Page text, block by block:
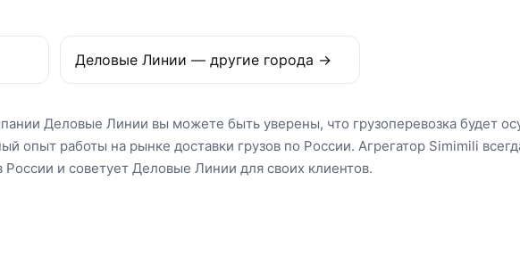
Деловые Линии — другие города →
Деловые Линии вы можете быть уверены, что грузоперевозка будет
работы на рынке доставки грузов по России. Агрегатор Simimili
России и советует Деловые Линии для своих клиентов.